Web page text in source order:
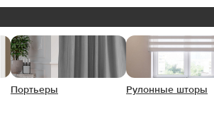
Портьеры Рулонные шторы